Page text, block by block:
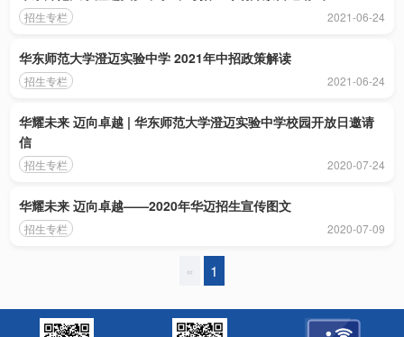
招生专栏 2021-06-24
华东师范大学澄迈实验中学 2021年中招政策解读
招生专栏 2021-06-24
华耀未来 迈向卓越 | 华东师范大学澄迈实验中学校园开放日邀请
信
招生专栏 2020-07-24
华耀未来 迈向卓越——2020年华迈招生宣传图文
招生专栏 2020-07-09
« 1